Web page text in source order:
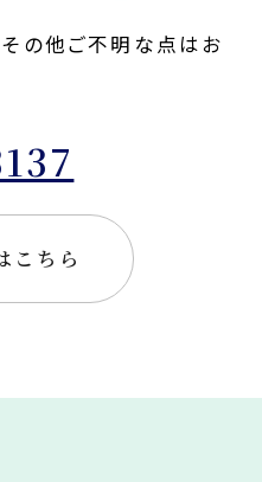
その他ご不明な点はお
こちら